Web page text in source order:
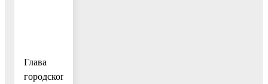
Глава
городского